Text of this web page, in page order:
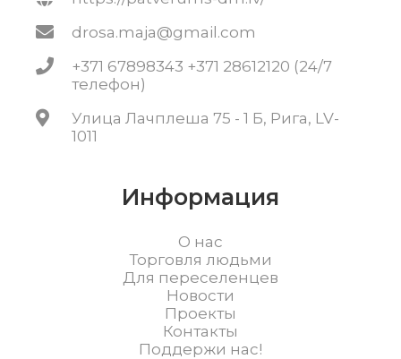
drosa.maja@gmail.com
+371 67898343 +371 28612120 (24/7
телефон)
Улица Лачплеша 75 - 1 Б, Рига, LV-
1011
Информация
О нас
Торговля людьми
Для переселенцев
Новости
Проекты
Контакты
Поддержи нас!